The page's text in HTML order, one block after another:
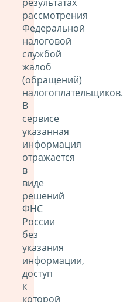
рассмотрения
Федеральной
налоговой
службой
жалоб
(обращений)
налогоплательщиков.
В
сервисе
указанная
информация
отражается
в
виде
решений
ФНС
России
без
указания
информации,
доступ
к
которой